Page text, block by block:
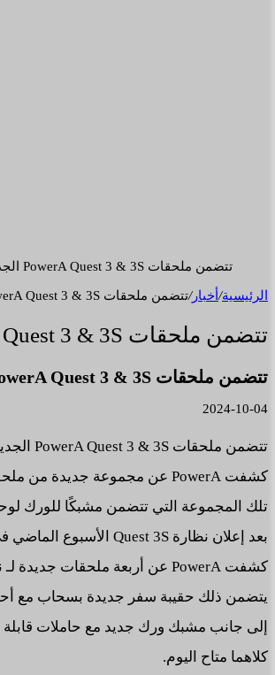
تتضمن ملحقات PowerA Quest 3 & 3S الجديدة مفاجئات رهيبة لك ولـ نظارة الواقع الافتراضي
الرئيسية/ أخبار/تتضمن ملحقات PowerA Quest 3 & 3S الجديدة مفاجئات رهيبة لك
تتضمن ملحقات PowerA Quest 3 & 3S الجديدة مفاجئات رهيبة لك
تتضمن ملحقات PowerA Quest 3 & 3S الجديدة مفاجئات رهيبة لك
2024-10-04
تتضمن ملحقات PowerA Quest 3 & 3S الجديدة جرابًا للورك لوحدة التحكم ومحطة شحن والمزيد
كشفت PowerA عن مجموعة جديدة من ملحقات نظارة الواقع الافتراضي Quest 3 ونظارة Quest 3S،
تلك المجموعة التي تتضمن مشبكًا للورك
بعد إعلان نظارة Quest 3S الأسبوع الماضي في Meta Connect 2024،
كشفت PowerA عن أربعة ملحقات جديدة لـ نظارة Quest 3 وQuest 3S ستنضم إلى برنامج Made for Meta.
يتضمن ذلك حقيبة سفر جديدة بسحاب مع أحزمة
إلى جانب مشبك ورك جديد مع حاملات قابلة
كلاهما متاح اليوم.